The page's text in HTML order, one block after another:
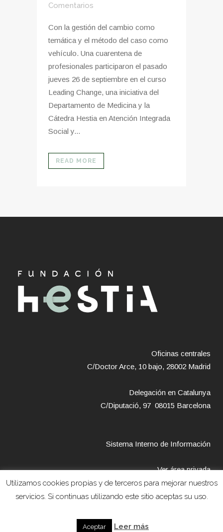
Comentarios
Con la gestión del cambio como
temática y el método del caso como
vehículo. Una cuarentena de
profesionales participaron el pasado
jueves 26 de septiembre en el curso
Leading Change, una iniciativa del
Departamento de Medicina y la
Cátedra Hestia en Atención Integrada
Social y...
READ MORE
Oficinas centrales
C/Doctor Arce, 10 bajo, 28002 Madrid
Delegación en Catalunya
C/Diputació, 97 08015 Barcelona
Sistema Interno de Información
Ver área privada
Copyright © 2018 – Fundación Hestia –
Utilizamos cookies propias y de terceros para mejorar nuestros
servicios. Si continuas utilizando este sitio aceptas su uso.
Aceptar Leer más